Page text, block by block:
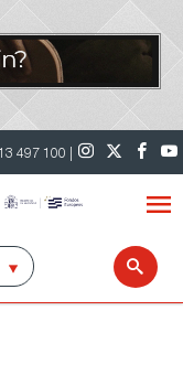
497 100 |